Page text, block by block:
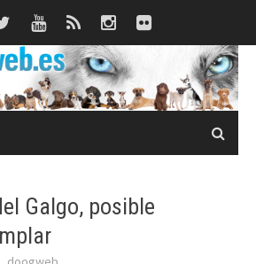
Galgo, posible